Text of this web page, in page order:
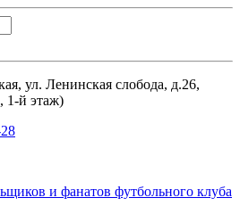
ул. Ленинская слобода, д.26,
1-й этаж)